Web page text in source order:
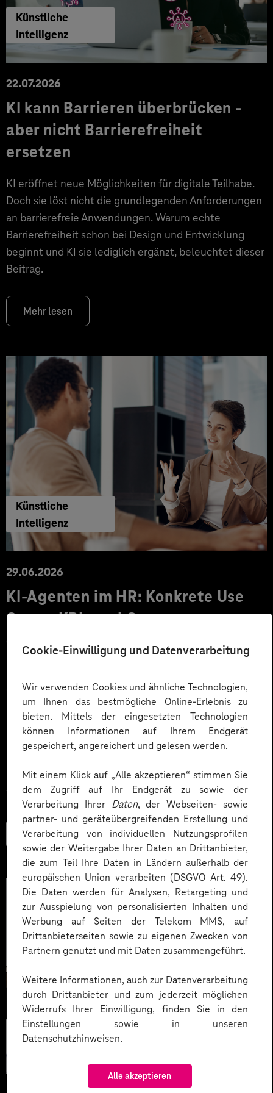
Cookie-Einwilligung und Datenverarbeitung
Wir verwenden Cookies und ähnliche Technologien,
um Ihnen das bestmögliche Online-Erlebnis zu
bieten. Mittels der eingesetzten Technologien
können Informationen auf Ihrem Endgerät
gespeichert, angereichert und gelesen werden.
Mit einem Klick auf „Alle akzeptieren“ stimmen Sie
dem Zugriff auf Ihr Endgerät zu sowie der
Verarbeitung Ihrer Daten, der Webseiten- sowie
partner- und geräteübergreifenden Erstellung und
Verarbeitung von individuellen Nutzungsprofilen
sowie der Weitergabe Ihrer Daten an Drittanbieter,
die zum Teil Ihre Daten in Ländern außerhalb der
europäischen Union verarbeiten (DSGVO Art. 49).
Die Daten werden für Analysen, Retargeting und
zur Ausspielung von personalisierten Inhalten und
Werbung auf Seiten der Telekom MMS, auf
Drittanbieterseiten sowie zu eigenen Zwecken von
Partnern genutzt und mit Daten zusammengeführt.
Weitere Informationen, auch zur Datenverarbeitung
durch Drittanbieter und zum jederzeit möglichen
Widerrufs Ihrer Einwilligung, finden Sie in den
Einstellungen sowie in unseren
Datenschutzhinweisen.
Alle akzeptieren
Künstliche
Intelligenz
22.07.2026
KI kann Barrieren überbrücken -
aber nicht Barrierefreiheit
ersetzen
KI eröffnet neue Möglichkeiten für digitale Teilhabe.
Doch sie löst nicht die grundlegenden Anforderungen
an barrierefreie Anwendungen. Warum echte
Barrierefreiheit schon bei Design und Entwicklung
beginnt und KI sie lediglich ergänzt, beleuchtet dieser
Beitrag.
Mehr lesen
Künstliche
Intelligenz
29.06.2026
KI‑Agenten im HR: Konkrete Use
Cases, KPIs und Governance
entlang der Employee Journey
KI‑Agenten im HR sind mehr als Chatbots: Sie
orchestrieren Prozesse entlang der gesamten
Employee Journey und schaffen messbaren Business
Impact. Der Beitrag zeigt konkrete Use Cases,
relevante KPIs für den Mittelstand sowie
Governance‑Leitplanken zu EU AI Act und DSGVO –
und liefert ein praxisnahes Priorisierungsframework
für HR‑Entscheider*innen.
Mehr lesen
Künstliche
Intelligenz